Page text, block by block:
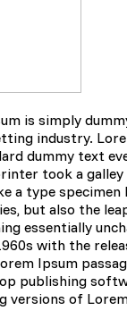
is simply
industry.
dummy text
took a
a type specimen
but also the
essentially
with the
Ipsum
publishing
versions of